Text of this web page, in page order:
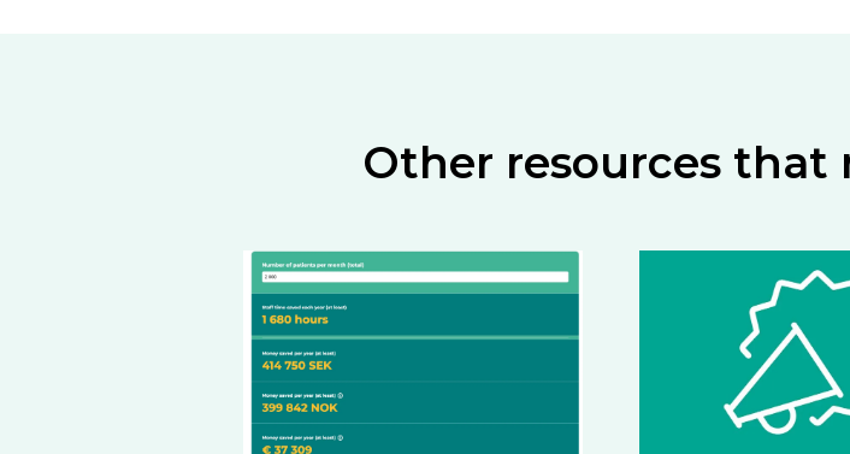
Other resources